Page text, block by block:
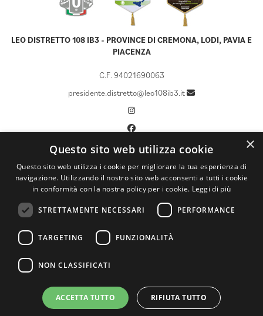
LEO DISTRETTO 108 IB3 - PROVINCE DI CREMONA, LODI, PAVIA E
PIACENZA
C.F. 94021690063
presidente.distretto@leo108ib3.it
CHI SIAMO
LCIF
DOCUMENTI
ATTIVITÀ
ARCHIVIO NEWS
Leo Distretto 108 IB3 ITALIA | Privacy e Policy
×
Questo sito web utilizza cookie
Questo sito web utilizza i cookie per migliorare la tua esperienza di
navigazione. Utilizzando il nostro sito web acconsenti a tutti i cookie
in conformità con la nostra policy per i cookie. Leggi di più
STRETTAMENTE NECESSARI PERFORMANCE
TARGETING FUNZIONALITÀ
NON CLASSIFICATI
ACCETTA TUTTO RIFIUTA TUTTO